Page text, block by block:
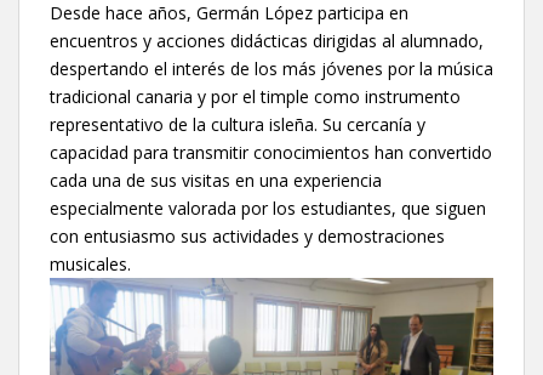
Desde hace años, Germán López participa en
encuentros y acciones didácticas dirigidas al alumnado,
despertando el interés de los más jóvenes por la música
tradicional canaria y por el timple como instrumento
representativo de la cultura isleña. Su cercanía y
capacidad para transmitir conocimientos han convertido
cada una de sus visitas en una experiencia
especialmente valorada por los estudiantes, que siguen
con entusiasmo sus actividades y demostraciones
musicales.